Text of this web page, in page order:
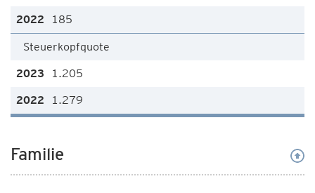
185
Steuerkopfquote
1.205
1.279
Familie